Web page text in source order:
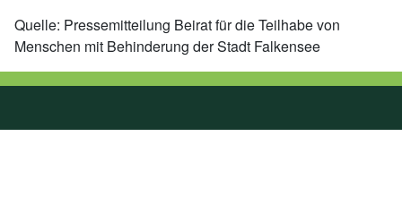
Quelle: Pressemitteilung Beirat für die Teilhabe von
Menschen mit Behinderung der Stadt Falkensee